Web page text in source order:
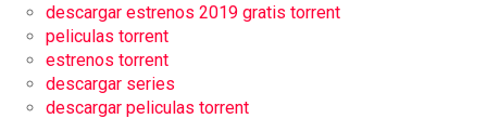
descargar estrenos 2019 gratis torrent
peliculas torrent
estrenos torrent
descargar series
descargar peliculas torrent